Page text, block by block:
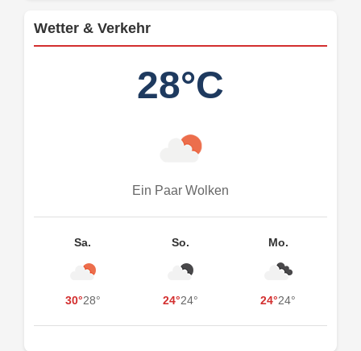
Wetter & Verkehr
28°C
Ein Paar Wolken
Sa.
30°28°
So.
24°24°
Mo.
24°24°